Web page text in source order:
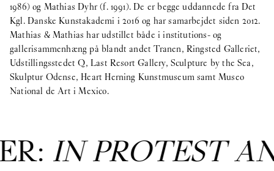
1986) og Mathias Dyhr (f. 1991). De er begge uddannede fra Det
Kgl. Danske Kunstakademi i 2016 og har samarbejdet siden 2012.
Mathias & Mathias har udstillet både i institutions- og
gallerisammenhæng på blandt andet Tranen, Ringsted Galleriet,
Udstillingsstedet Q, Last Resort Gallery, Sculpture by the Sea,
Skulptur Odense, Heart Herning Kunstmuseum samt Museo
National de Art i Mexico.
AND IN CARE: